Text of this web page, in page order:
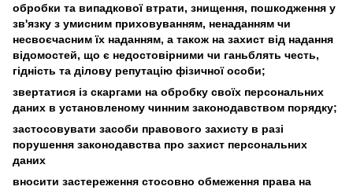
обробки та випадкової втрати, знищення, пошкодження у
зв'язку з умисним приховуванням, ненаданням чи
несвоєчасним їх наданням, а також на захист від надання
відомостей, що є недостовірними чи ганьблять честь,
гідність та ділову репутацію фізичної особи;
звертатися із скаргами на обробку своїх персональних
даних в установленому чинним законодавством порядку;
застосовувати засоби правового захисту в разі
порушення законодавства про захист персональних
даних
вносити застереження стосовно обмеження права на